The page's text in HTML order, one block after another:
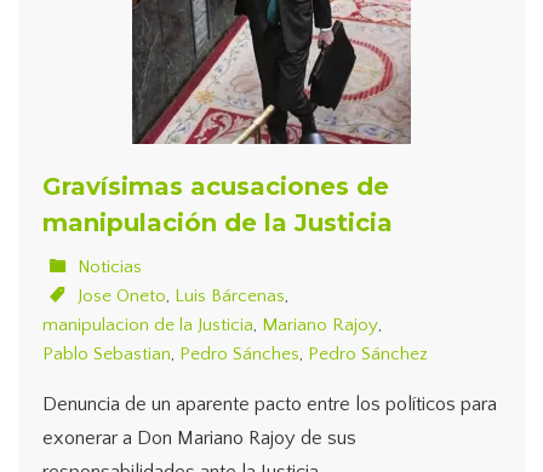
Gravísimas acusaciones de
manipulación de la Justicia
Noticias
Jose Oneto, Luis Bárcenas,
manipulacion de la Justicia, Mariano Rajoy,
Pablo Sebastian, Pedro Sánches, Pedro Sánchez
Denuncia de un aparente pacto entre los políticos para
exonerar a Don Mariano Rajoy de sus